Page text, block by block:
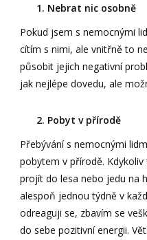
1. Nebrat nic osobně
Pokud jsem s nemocnými
cítím s nimi, ale vnitřně to
působit jejich negativní
jak nejlépe dovedu, ale
2. Pobyt v přírodě
Přebývání s nemocnými
pobytem v přírodě.
projít do lesa nebo jedu na
alespoň jednou týdně v
odreaguji se, zbavím se
do sebe pozitivní energii.